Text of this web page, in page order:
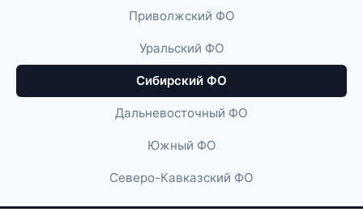
Приволжский ФО
Уральский ФО
Сибирский ФО
Дальневосточный ФО
Южный ФО
Северо-Кавказский ФО